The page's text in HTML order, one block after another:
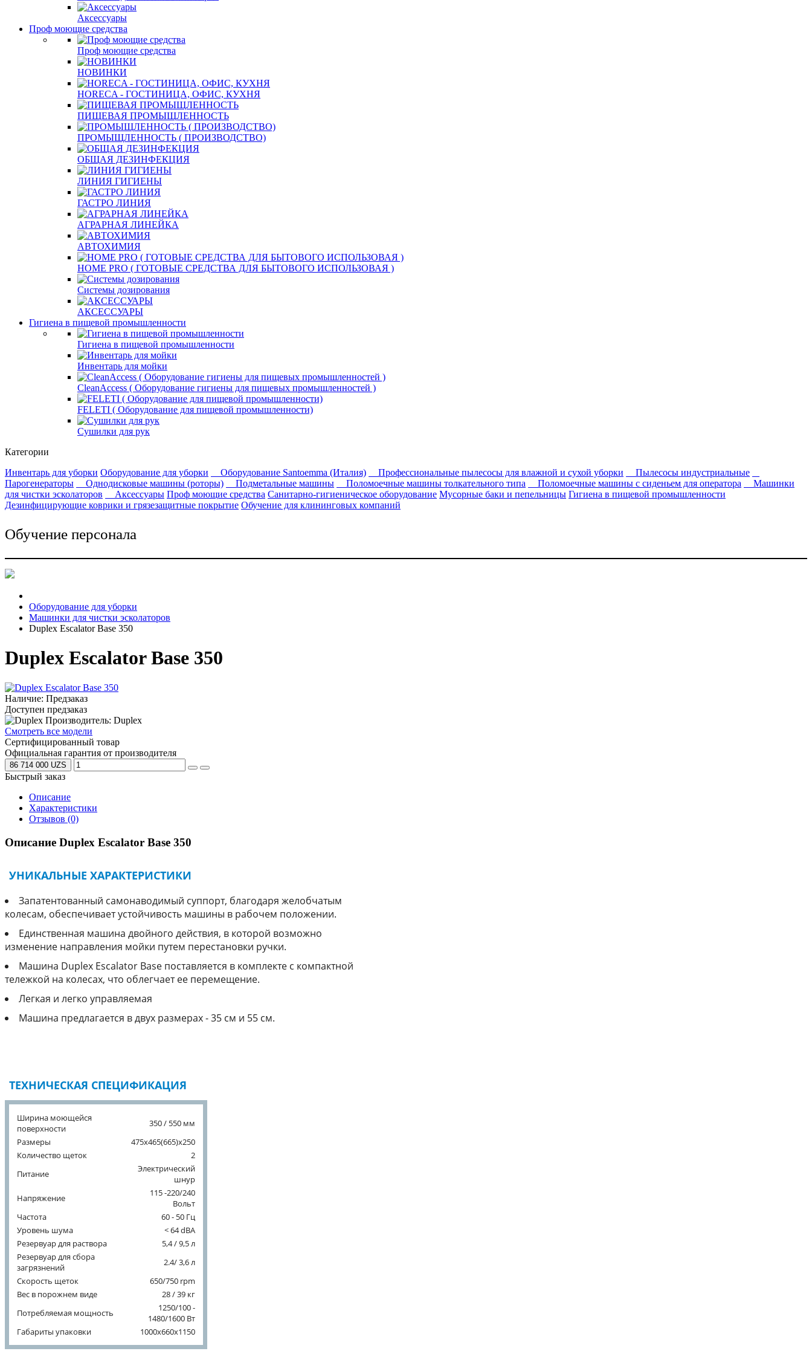
Аксессуары
Проф моющие средства
Проф моющие средства
НОВИНКИ
HORECA - ГОСТИНИЦА, ОФИС, КУХНЯ
ПИЩЕВАЯ ПРОМЫЩЛЕННОСТЬ
ПРОМЫЩЛЕННОСТЬ ( ПРОИЗВОДСТВО)
ОБЩАЯ ДЕЗИНФЕКЦИЯ
ЛИНИЯ ГИГИЕНЫ
ГАСТРО ЛИНИЯ
АГРАРНАЯ ЛИНЕЙКА
АВТОХИМИЯ
HOME PRO ( ГОТОВЫЕ СРЕДСТВА ДЛЯ БЫТОВОГО ИСПОЛЬЗОВАЯ )
Системы дозирования
АКСЕССУАРЫ
Гигиена в пищевой промышленности
Гигиена в пищевой промышленности
Инвентарь для мойки
СleanAccess ( Оборудование гигиены для пищевых промышленностей )
FELETI ( Оборудование для пищевой промышленности)
Сушилки для рук
Категории
Инвентарь для уборки Оборудование для уборки Оборудование Santoemma (Италия) Профессиональные пылесосы для влажной и сухой уборки
Пылесосы индустриальные
Парогенераторы
Однодисковые машины (роторы) Подметальные машины Поломоечные машины толкательного типа Поломоечные машины с сиденьем для оператора
Машинки
для чистки эсколаторов
Аксессуары Проф моющие средства Санитарно-гигиеническое оборудование Мусорные баки и пепельницы Гигиена в пищевой промышленности
Дезинфицирующие коврики и грязезащитные покрытие Обучение для клининговых компаний
Обучение персонала
Оборудование для уборки
Машинки для чистки эсколаторов
Duplex Escalator Base 350
Duplex Escalator Base 350
Наличие: Предзаказ
Доступен предзаказ
Производитель: Duplex
Смотреть все модели
Сертифицированный товар
Официальная гарантия от производителя
86 714 000 UZS
Быстрый заказ
Описание
Характеристики
Отзывов (0)
Описание Duplex Escalator Base 350
УНИКАЛЬНЫЕ ХАРАКТЕРИСТИКИ
Запатентованный самонаводимый суппорт, благодаря желобчатым
колесам, обеспечивает устойчивость машины в рабочем положении.
Единственная машина двойного действия, в которой возможно
изменение направления мойки путем перестановки ручки.
Машина Duplex Escalator Base поставляется в комплекте с компактной
тележкой на колесах, что облегчает ее перемещение.
Легкая и легко управляемая
Машина предлагается в двух размерах - 35 см и 55 см.
ТЕХНИЧЕСКАЯ СПЕЦИФИКАЦИЯ
Ширина моющейся
поверхности
350 / 550 мм
Размеры
475x465(665)x250
Количество щеток
2
Питание
Электрический
шнур
Напряжение
115 -220/240
Вольт
Частота
60 - 50 Гц
Уровень шума
< 64 dBA
Резервуар для раствора
5,4 / 9,5 л
Резервуар для сбора
загрязнений
2.4/ 3,6 л
Скорость щеток
650/750 rpm
Вес в порожнем виде
28 / 39 кг
Потребляемая мощность
1250/100 -
1480/1600 Вт
Габариты упаковки
1000x660x1150